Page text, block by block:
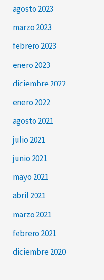
agosto 2023
marzo 2023
febrero 2023
enero 2023
diciembre 2022
enero 2022
agosto 2021
julio 2021
junio 2021
mayo 2021
abril 2021
marzo 2021
febrero 2021
diciembre 2020